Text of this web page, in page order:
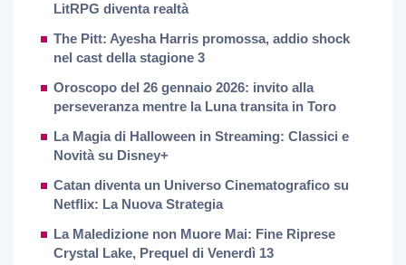
LitRPG diventa realtà
The Pitt: Ayesha Harris promossa, addio shock
nel cast della stagione 3
Oroscopo del 26 gennaio 2026: invito alla
perseveranza mentre la Luna transita in Toro
La Magia di Halloween in Streaming: Classici e
Novità su Disney+
Catan diventa un Universo Cinematografico su
Netflix: La Nuova Strategia
La Maledizione non Muore Mai: Fine Riprese
Crystal Lake, Prequel di Venerdì 13